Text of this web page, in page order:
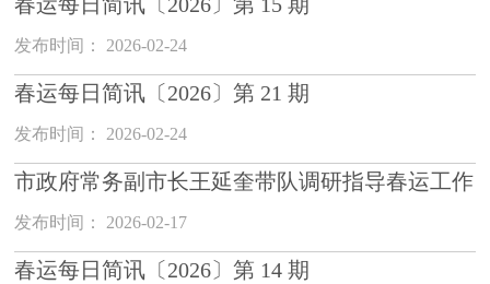
发布时间： 2026-02-24
春运每日简讯〔2026〕第 21 期
发布时间： 2026-02-24
市政府常务副市长王延奎带队调研指导春运工作
发布时间： 2026-02-17
春运每日简讯〔2026〕第 14 期